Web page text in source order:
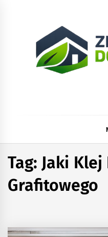
Tag: Jaki
Grafitowego